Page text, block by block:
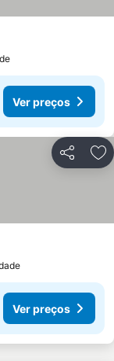
Ver preços
Partilhar
Ver preços